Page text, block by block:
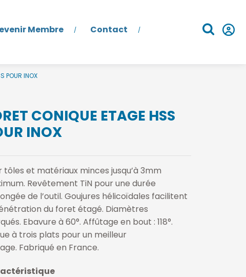
Membre Contact
POUR INOX
CONIQUE ETAGE HSS
INOX
tôles et matériaux minces jusqu’à 3mm
Revêtement TiN pour une durée
de l’outil. Goujures hélicoïdales facilitent
du foret étagé. Diamètres
Ebavure à 60°. Affûtage en bout : 118°.
à trois plats pour un meilleur
Fabriqué en France.